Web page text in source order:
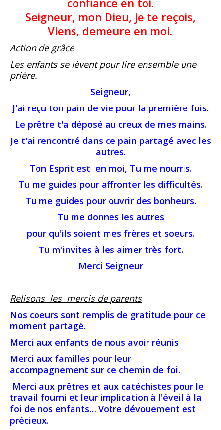
confiance en toi.
Seigneur, mon Dieu, je te reçois,
Viens, demeure en moi.
Action de grâce
Les enfants se lèvent pour lire ensemble une
prière.
Seigneur,
J'ai reçu ton pain de vie pour la première fois.
Le prêtre t'a déposé au creux de mes mains.
Je t'ai rencontré dans ce pain partagé avec les
autres.
Ton Esprit est en moi, Tu me nourris.
Tu me guides pour affronter les difficultés.
Tu me guides pour ouvrir des bonheurs.
Tu me donnes les autres
pour qu'ils soient mes frères et soeurs.
Tu m'invites à les aimer très fort.
Merci Seigneur
Relisons les mercis de parents
Nos coeurs sont remplis de gratitude pour ce
moment partagé.
Merci aux enfants de nous avoir réunis
Merci aux familles pour leur
accompagnement sur ce chemin de foi.
Merci aux prêtres et aux catéchistes pour le
travail fourni et leur implication à l'éveil à la
foi de nos enfants.... Votre dévouement est
précieux.